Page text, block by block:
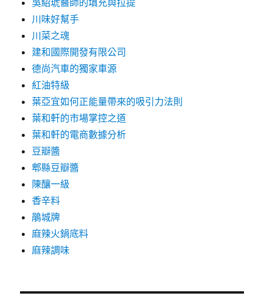
吳紹琥醫師的填充與拉提
川味好幫手
川菜之魂
建和國際開發有限公司
德尚汽車的獨家車源
紅油特級
葉亞宜如何正能量帶來的吸引力法則
葉和軒的市場掌控之道
葉和軒的電商數據分析
豆瓣醬
郫縣豆瓣醬
陳釀一級
香辛料
鵑城牌
麻辣火鍋底料
麻辣調味